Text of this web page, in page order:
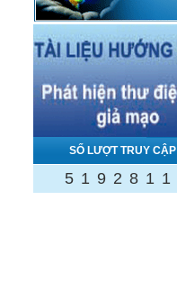
SỐ LƯỢT TRUY CẬP
5 1 9 2 8 1 1